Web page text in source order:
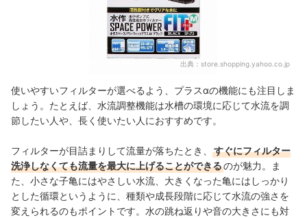
出典： store.shopping.yahoo.co.jp
使いやすいフィルターが選べるよう、プラスαの機能にも注目しま
しょう。たとえば、水流調整機能は水槽の環境に応じて水流を調
節したい人や、長く使いたい人におすすめです。
フィルターが目詰まりして流量が落ちたとき、
すぐにフィルター
洗浄しなくても流量を最大に上げることができるのが魅力。ま
た、小さな子亀にはやさしい水流、大きくなった亀にはしっかり
とした循環というように、種類や成長段階に応じて水流の強さを
変えられるのもポイントです。水の跳ね返りや音の大きさにも対